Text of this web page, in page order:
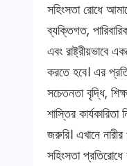
সহিংসতা রোধে
ব্যক্তিগত,
এবং রাষ্ট্রীয়ভাবে
করতে হবে। এর
সচেতনতা বৃদ্ধি,
শাস্তির কার্যকারিতা
জরুরি। এখানে
সহিংসতা